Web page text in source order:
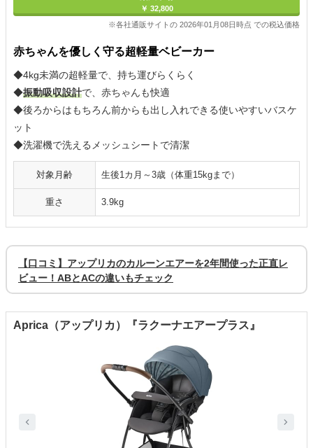
￥ 32,800
※各社通販サイトの 2026年01月08日時点 での税込価格
赤ちゃんを優しく守る超軽量ベビーカー
◆4kg未満の超軽量で、持ち運びらくらく
◆振動吸収設計で、赤ちゃんも快適
◆後ろからはもちろん前からも出し入れできる使いやすいバスケ
ット
◆洗濯機で洗えるメッシュシートで清潔
対象月齢 生後1カ月～3歳（体重15kgまで）
重さ 3.9kg
【口コミ】アップリカのカルーンエアーを2年間使った正直レ
ビュー！ABとACの違いもチェック
Aprica（アップリカ）『ラクーナエアープラス』